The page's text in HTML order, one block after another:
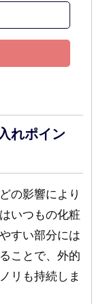
れポイン
の影響により
いつもの化粧
すい部分には
ことで、外的
リも持続しま